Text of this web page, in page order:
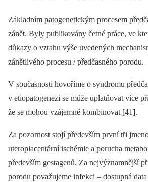
Základním patogenetickým procesem
zánět. Byly publikovány četné práce, ve
důkazy o vztahu výše uvedených
zánětlivého procesu / předčasného porodu.
V současnosti hovoříme o syndromu
v etiopatogenezi se může uplatňovat více
že se mohou vzájemně kombinovat [41].
Za pozornost stojí především první tři
uteroplacentární ischémie a porucha
především gestagenů. Za nejvýznamnější
porodu považujeme infekci –⁠ dostupná